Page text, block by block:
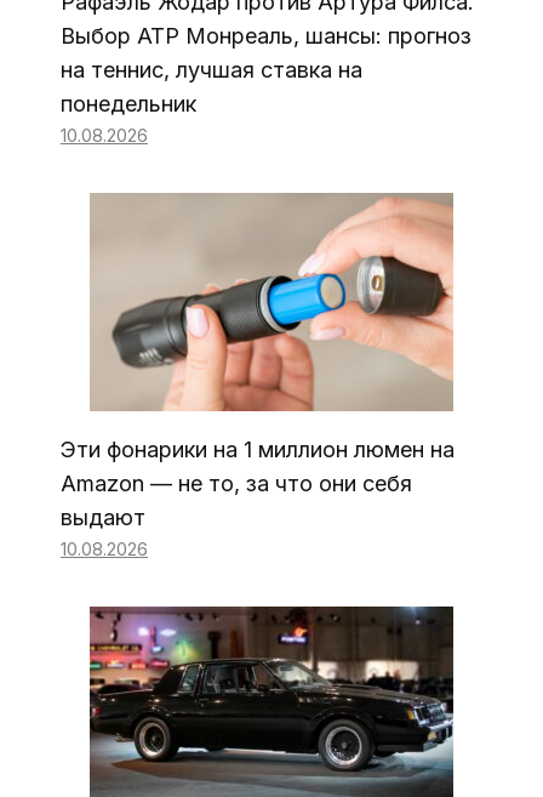
Выбор ATP Монреаль, шансы: прогноз
на теннис, лучшая ставка на
понедельник
10.08.2026
Эти фонарики на 1 миллион люмен на
Amazon — не то, за что они себя
выдают
10.08.2026